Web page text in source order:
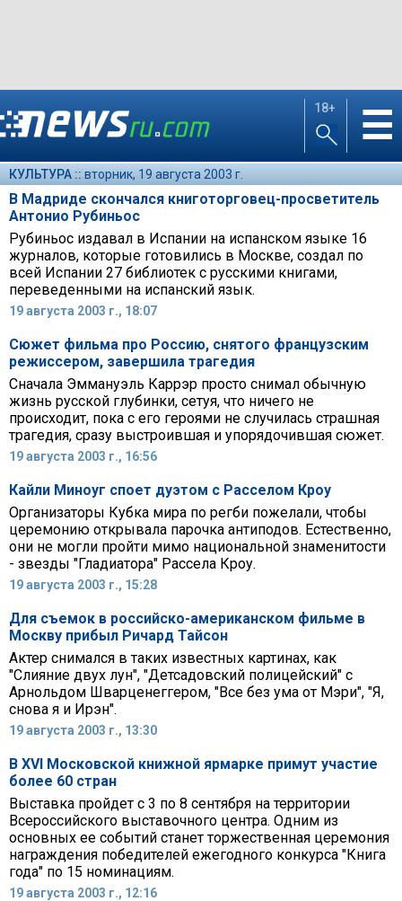
18+ ☰
КУЛЬТУРА :: вторник, 19 августа 2003 г.
В Мадриде скончался книготорговец-просветитель
Антонио Рубиньос
Рубиньос издавал в Испании на испанском языке 16
журналов, которые готовились в Москве, создал по
всей Испании 27 библиотек с русскими книгами,
переведенными на испанский язык.
19 августа 2003 г., 18:07
Сюжет фильма про Россию, снятого французским
режиссером, завершила трагедия
Сначала Эммануэль Каррэр просто снимал обычную
жизнь русской глубинки, сетуя, что ничего не
происходит, пока с его героями не случилась страшная
трагедия, сразу выстроившая и упорядочившая сюжет.
19 августа 2003 г., 16:56
Кайли Миноуг споет дуэтом с Расселом Кроу
Организаторы Кубка мира по регби пожелали, чтобы
церемонию открывала парочка антиподов. Естественно,
они не могли пройти мимо национальной знаменитости
- звезды "Гладиатора" Рассела Кроу.
19 августа 2003 г., 15:28
Для съемок в российско-американском фильме в
Москву прибыл Ричард Тайсон
Актер снимался в таких известных картинах, как
"Слияние двух лун", "Детсадовский полицейский" с
Арнольдом Шварценеггером, "Все без ума от Мэри", "Я,
снова я и Ирэн".
19 августа 2003 г., 13:30
В ХVI Московской книжной ярмарке примут участие
более 60 стран
Выставка пройдет с 3 по 8 сентября на территории
Всероссийского выставочного центра. Одним из
основных ее событий станет торжественная церемония
награждения победителей ежегодного конкурса "Книга
года" по 15 номинациям.
19 августа 2003 г., 12:16